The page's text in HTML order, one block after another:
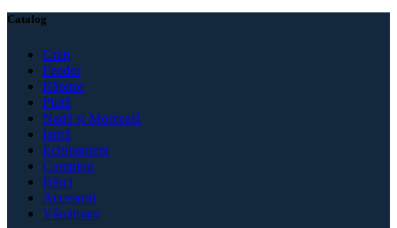
Catalog
Crap
Feeder
Răpitor
Plută
Nadă și Momeală
Iarnă
Echipament
Camping
Bărci
Accesorii
Vânătoare